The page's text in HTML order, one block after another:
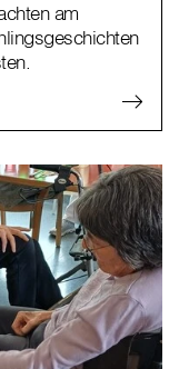
am